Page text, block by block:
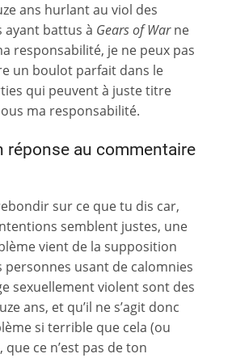
ans hurlant au viol des
ayant battus à Gears of Warne
responsabilité, je ne peux pas
un boulot parfait dans le
qui peuvent à juste titre
ma responsabilité.
réponse au commentaire
sur ce que tu dis car,
semblent justes, une
vient de la supposition
personnes usant de calomnies
sexuellement violent sont des
ans, et qu’il ne s’agit donc
si terrible que cela (ou
ce n’est pas de ton